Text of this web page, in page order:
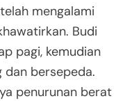
mengalami
Budi
pagi, kemudian
dan bersepeda.
penurunan berat